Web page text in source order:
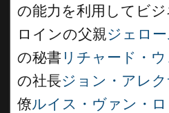
の能力を利用してビ
ロインの父親ジェロ
の秘書 リチャード・
の社長ジョン・アレ
僚ルイス・ヴァン・